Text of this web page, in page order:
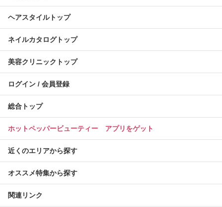
ヘアスタイルトップ
ネイルカタログトップ
美容クリニックトップ
ログイン / 会員登録
総合トップ
ホットペッパービューティー アプリをゲット
近くのエリアから探す
オススメ特集から探す
関連リンク